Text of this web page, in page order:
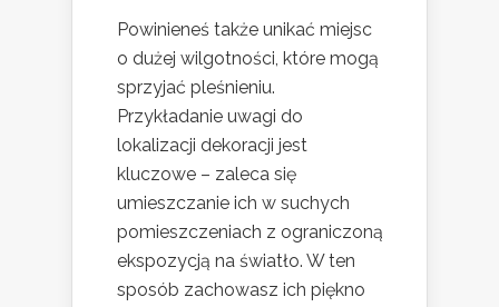
Powinieneś także unikać miejsc
o dużej wilgotności, które mogą
sprzyjać pleśnieniu.
Przykładanie uwagi do
lokalizacji dekoracji jest
kluczowe – zaleca się
umieszczanie ich w suchych
pomieszczeniach z ograniczoną
ekspozycją na światło. W ten
sposób zachowasz ich piękno